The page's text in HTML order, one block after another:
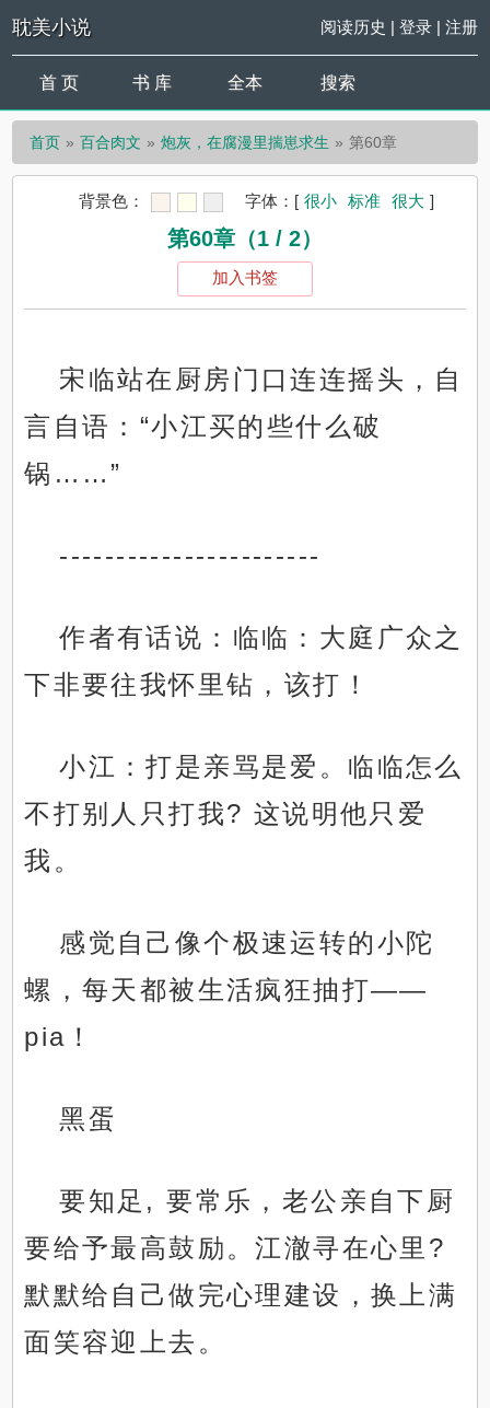
耽美小说 阅读历史 | 登录| 注册
首 页 书 库 全本 搜索
首页 百合肉文 炮灰，在腐漫里揣崽求生 第60章
背景色： 字体： [ 很小 标准 很大 ]
第60章（1 / 2）
加入书签
宋临站在厨房门口连连摇头，自
言自语：“小江买的些什么破
锅……”
-----------------------
作者有话说：临临：大庭广众之
下非要往我怀里钻，该打！
小江：打是亲骂是爱。临临怎么
不打别人只打我? 这说明他只爱
我。
感觉自己像个极速运转的小陀
螺，每天都被生活疯狂抽打——
pia！
黑蛋
要知足, 要常乐，老公亲自下厨
要给予最高鼓励。江澈寻在心里?
默默给自己做完心理建设，换上满
面笑容迎上去。